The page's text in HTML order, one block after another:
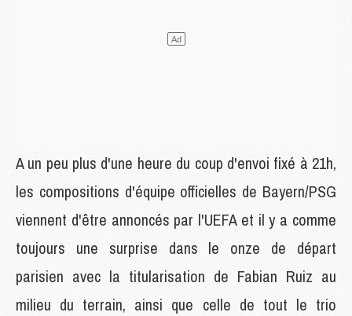
A un peu plus d'une heure du coup d'envoi fixé à 21h,
les compositions d'équipe officielles de Bayern/PSG
viennent d'être annoncés par l'UEFA et il y a comme
toujours une surprise dans le onze de départ
parisien avec la titularisation de Fabian Ruiz au
milieu du terrain, ainsi que celle de tout le trio